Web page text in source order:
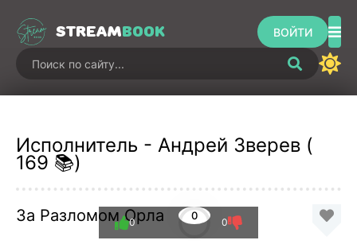
STREAMBOOK ВОЙТИ
Исполнитель - Андрей Зверев (
169 📚)
За Разломом Орла 0
0 0